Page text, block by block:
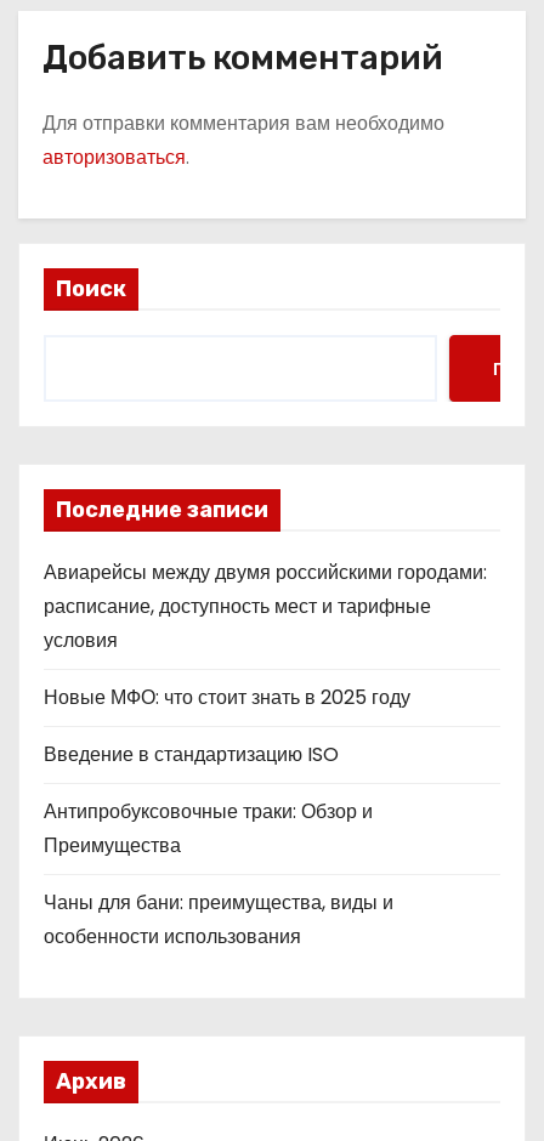
Добавить комментарий
Для отправки комментария вам необходимо
авторизоваться.
Поиск
Поиск
Последние записи
Авиарейсы между двумя российскими городами:
расписание, доступность мест и тарифные
условия
Новые МФО: что стоит знать в 2025 году
Введение в стандартизацию ISO
Антипробуксовочные траки: Обзор и
Преимущества
Чаны для бани: преимущества, виды и
особенности использования
Архив